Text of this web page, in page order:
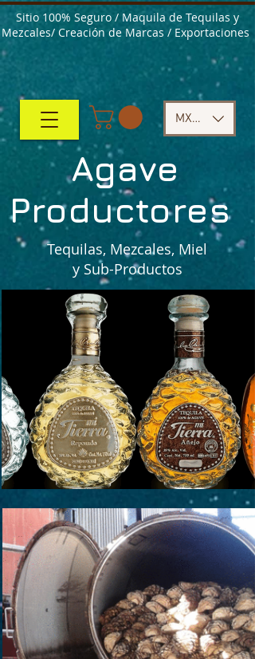
Sitio 100% Seguro / Maquila de Tequilas y
Mezcales/ Creación de Marcas / Exportaciones
MXN ($)
Agave
Productores
Tequilas, Mezcales, Miel
y Sub-Productos